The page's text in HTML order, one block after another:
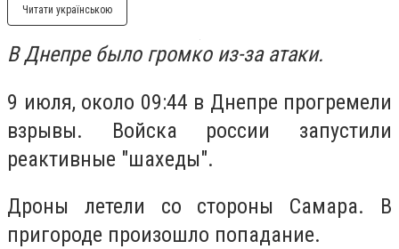
Читати українською
В Днепре было громко из-за атаки.
9 июля, около 09:44 в Днепре прогремели
взрывы. Войска россии запустили
реактивные "шахеды".
Дроны летели со стороны Самара. В
пригороде произошло попадание.